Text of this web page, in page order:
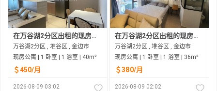
在万谷湖2分区出租的现房公寓
万谷湖2分区 , 堆谷区 , 金边市
现房公寓 | 1 卧室 | 1 浴室 | 40m²
＄450/月
2026-08-09 03:02
在万谷湖2分区出租的现房公寓
万谷湖2分区 , 堆谷区 , 金边市
现房公寓 | 1 卧室 | 1 浴室 | 36m²
＄380/月
2026-08-09 02:02